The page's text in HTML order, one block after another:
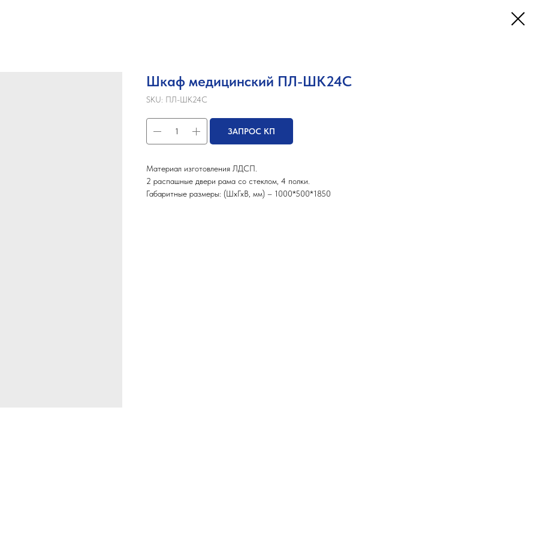
Шкаф медицинский ПЛ-ШК24С
SKU: ПЛ-ШК24С
ЗАПРОС КП
Материал изготовления ЛДСП.
2 распашные двери рама со стеклом, 4 полки.
Габаритные размеры: (ШхГхВ, мм) – 1000*500*1850